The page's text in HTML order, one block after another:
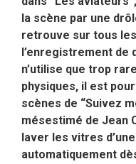
la scène par une
retrouve sur tous
l’enregistrement de
n’utilise que trop
physiques, il est
scènes de “Suivez
mésestimé de Jean
laver les vitres
automatiquement